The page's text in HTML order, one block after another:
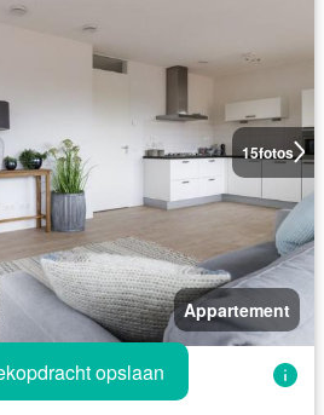
15fotos
Appartement
opslaan